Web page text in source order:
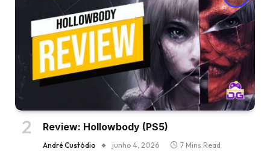
Review: Hollowbody (PS5)
André Custódio junho 4, 2026 7 Mins Read